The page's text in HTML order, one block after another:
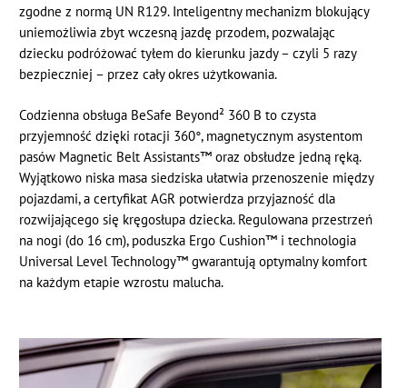
zgodne z normą UN R129. Inteligentny mechanizm blokujący
uniemożliwia zbyt wczesną jazdę przodem, pozwalając
dziecku podróżować tyłem do kierunku jazdy – czyli 5 razy
bezpieczniej – przez cały okres użytkowania.
Codzienna obsługa BeSafe Beyond² 360 B to czysta
przyjemność dzięki rotacji 360°, magnetycznym asystentom
pasów Magnetic Belt Assistants™ oraz obsłudze jedną ręką.
Wyjątkowo niska masa siedziska ułatwia przenoszenie między
pojazdami, a certyfikat AGR potwierdza przyjazność dla
rozwijającego się kręgosłupa dziecka. Regulowana przestrzeń
na nogi (do 16 cm), poduszka Ergo Cushion™ i technologia
Universal Level Technology™ gwarantują optymalny komfort
na każdym etapie wzrostu malucha.